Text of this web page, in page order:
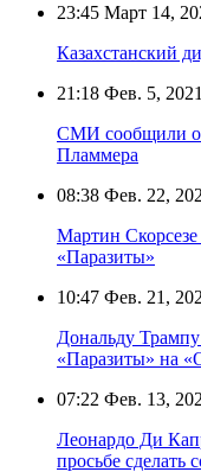
23:45 Март 14,
Казахстанский
21:18 Фев. 5, 2021
СМИ сообщили о
Пламмера
08:38 Фев. 22,
Мартин
«Паразиты»
10:47 Фев. 21,
Дональду
«Паразиты» на
07:22 Фев. 13,
Леонардо Ди
просьбе сделать